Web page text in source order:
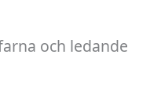
och ledande